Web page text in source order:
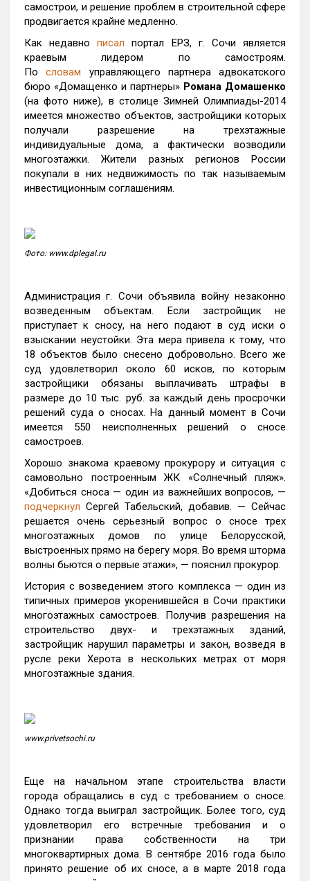
самострои, и решение проблем в строительной сфере
продвигается крайне медленно.
Как недавнописал портал ЕРЗ, г. Сочи является
краевым лидером по самостроям.
Пословам управляющего партнера адвокатского
бюро «Домащенко и партнеры» Романа Домашенко
(на фото ниже), в столице Зимней Олимпиады-2014
имеется множество объектов, застройщики которых
получали разрешение на трехэтажные
индивидуальные дома, а фактически возводили
многоэтажки. Жители разных регионов России
покупали в них недвижимость по так называемым
инвестиционным соглашениям.
Фото: www.dplegal.ru
Администрация г. Сочи объявила войну незаконно
возведенным объектам. Если застройщик не
приступает к сносу, на него подают в суд иски о
взыскании неустойки. Эта мера привела к тому, что
18 объектов было снесено добровольно. Всего же
суд удовлетворил около 60 исков, по которым
застройщики обязаны выплачивать штрафы в
размере до 10 тыс. руб. за каждый день просрочки
решений суда о сносах. На данный момент в Сочи
имеется 550 неисполненных решений о сносе
самостроев.
Хорошо знакома краевому прокурору и ситуация с
самовольно построенным ЖК «Солнечный пляж».
«Добиться сноса — один из важнейших вопросов, —
подчеркнул Сергей Табельский, добавив. — Сейчас
решается очень серьезный вопрос о сносе трех
многоэтажных домов по улице Белорусской,
выстроенных прямо на берегу моря. Во время шторма
волны бьются о первые этажи», — пояснил прокурор.
История с возведением этого комплекса — один из
типичных примеров укоренившейся в Сочи практики
многоэтажных самостроев. Получив разрешения на
строительство двух- и трехэтажных зданий,
застройщик нарушил параметры и закон, возведя в
русле реки Херота в нескольких метрах от моря
многоэтажные здания.
www.privetsochi.ru
Еще на начальном этапе строительства власти
города обращались в суд с требованием о сносе.
Однако тогда выиграл застройщик. Более того, суд
удовлетворил его встречные требования и о
признании права собственности на три
многоквартирных дома. В сентябре 2016 года было
принято решение об их сносе, а в марте 2018 года